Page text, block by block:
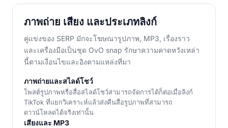
ภาพถ่าย เสียง และประเภทลิงก์
คู่แข่งของ SERP มักจะโฆษณารูปภาพ, MP3, เรื่องราว
และเครื่องมือเป็นชุด OvO snap รักษาความคาดหวังเหล่า
นี้ตามเงื่อนไขและอิงตามแหล่งที่มา
ภาพถ่ายและสไลด์โชว์
โพสต์รูปภาพหรือสื่อสไลด์โชว์สามารถจัดการได้ก็ต่อเมื่อลิงก์
TikTok ที่แยกวิเคราะห์แล้วส่งคืนสื่อรูปภาพที่สามารถ
ดาวน์โหลดได้จริงเท่านั้น
เสียงและ MP3